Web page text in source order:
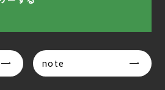
note